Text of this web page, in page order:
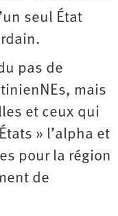
seul État
pas de
mais
et ceux qui
» l’alpha et
pour la région
de